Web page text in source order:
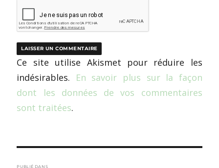
Ce site utilise Akismet pour réduire les
indésirables. En savoir plus sur la façon
dont les données de vos commentaires
sont traitées.
PUBLIÉ DANS